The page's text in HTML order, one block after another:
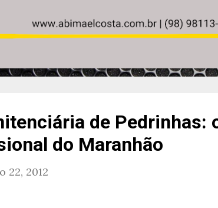
de Pedrinhas:
do Maranhão
22, 2012